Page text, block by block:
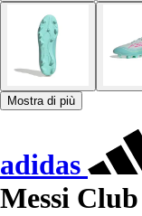
Mostra di più
adidas
Messi